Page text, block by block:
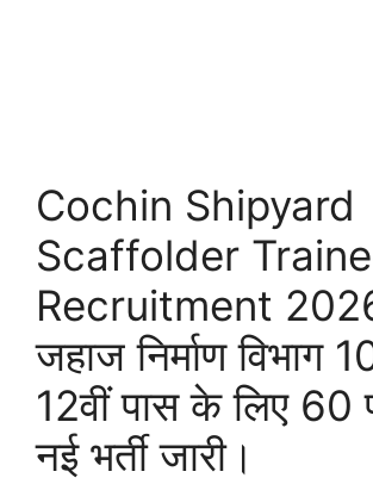
Cochin Shipyard
Scaffolder
Recruitment
जहाज निर्माण विभाग
12वीं पास के लिए 60
नई भर्ती जारी।